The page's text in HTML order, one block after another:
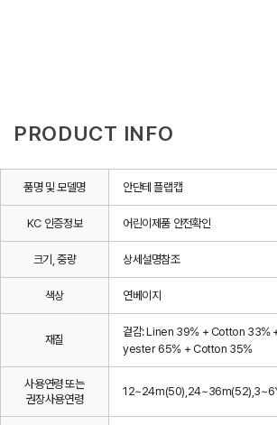
PRODUCT INFO
품명 및 모델명 안단테 플랩캡
KC 인증정보 어린이제품 안전확인
크기, 중량 상세설명참조
색상 연베이지
재질
겉감: Linen 39% + Cotton 33%
yester 65% + Cotton 35%
사용연령 또는
권장사용연령